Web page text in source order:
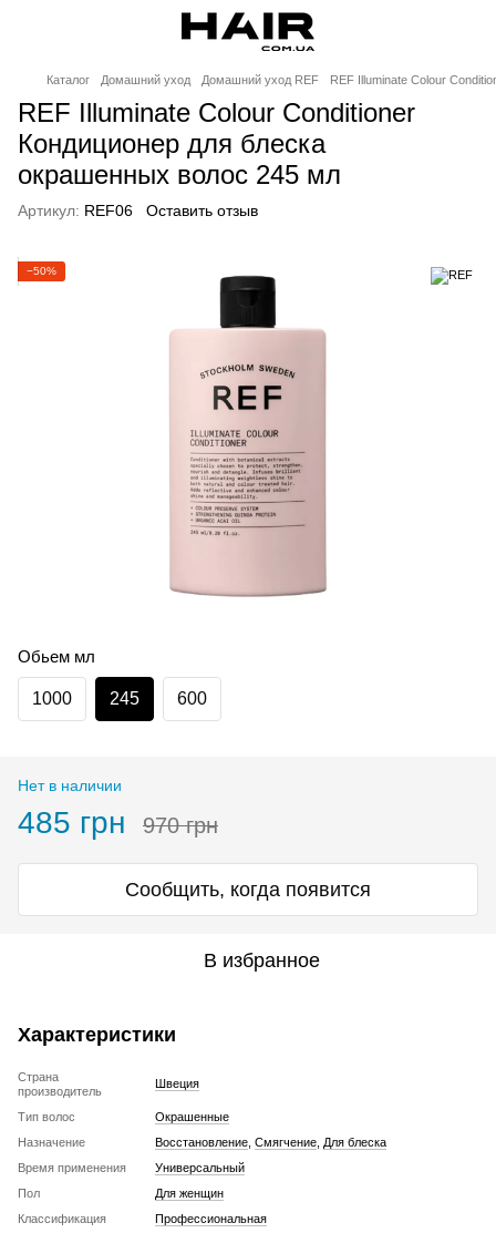
Каталог Домашний уход Домашний уход REF REF Illuminate Colour
REF Illuminate Colour Conditioner
Кондиционер для блеска
окрашенных волос 245 мл
Артикул: REF06 Оставить отзыв
−50%
Обьем мл
1000 245 600
Нет в наличии
485 грн 970 грн
Сообщить, когда появится
В избранное
Характеристики
Страна
производитель
Швеция
Тип волос
Окрашенные
Назначение
Восстановление Смягчение Для блеска
Время применения
Универсальный
Пол
Для женщин
Классификация
Профессиональная